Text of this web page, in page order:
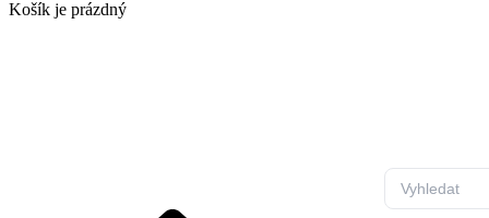
Košík je prázdný